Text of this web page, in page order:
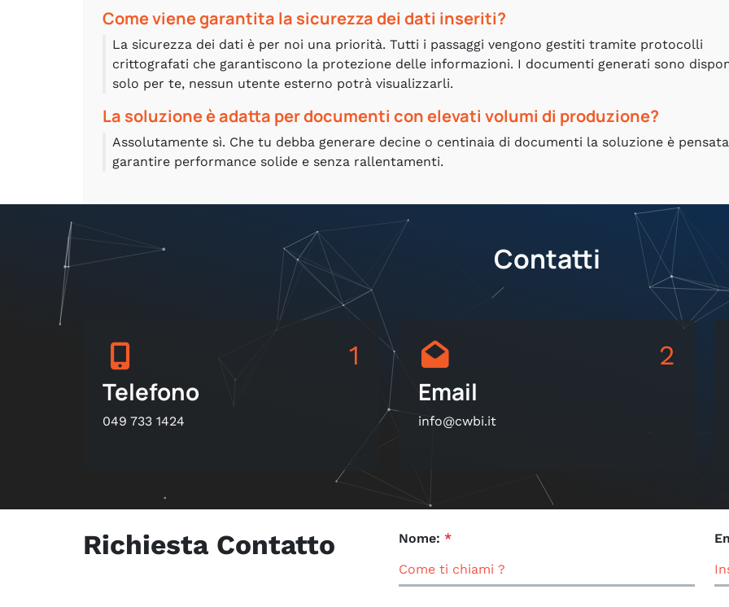
Come viene garantita la sicurezza dei dati inseriti?
La sicurezza dei dati è per noi una priorità. Tutti i passaggi vengono gestiti tramite protocolli
crittografati che garantiscono la protezione delle informazioni. I documenti generati sono
solo per te, nessun utente esterno potrà visualizzarli.
La soluzione è adatta per documenti con elevati volumi di produzione?
Assolutamente sì. Che tu debba generare decine o centinaia di documenti la soluzione è
garantire performance solide e senza rallentamenti.
Contatti
1
Telefono
049 733 1424
2
Email
info@cwbi.it
Richiesta Contatto Nome: *